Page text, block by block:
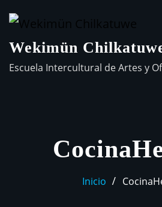
Wekimün
Escuela Intercultural de Artes y
Inicio